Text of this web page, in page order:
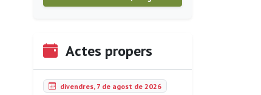
Actes propers
divendres, 7 de agost de 2026